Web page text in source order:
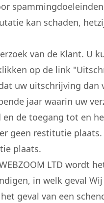
kan schaden,
van de Klant. U
op de link
uw uitschrijving dan
jaar waarin uw
de toegang tot en
geen restitutie plaats.
plaats.
LTD wordt
in welk geval
geval van een